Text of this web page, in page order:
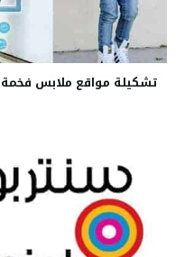
تشكيلة مواقع ملابس فخمة